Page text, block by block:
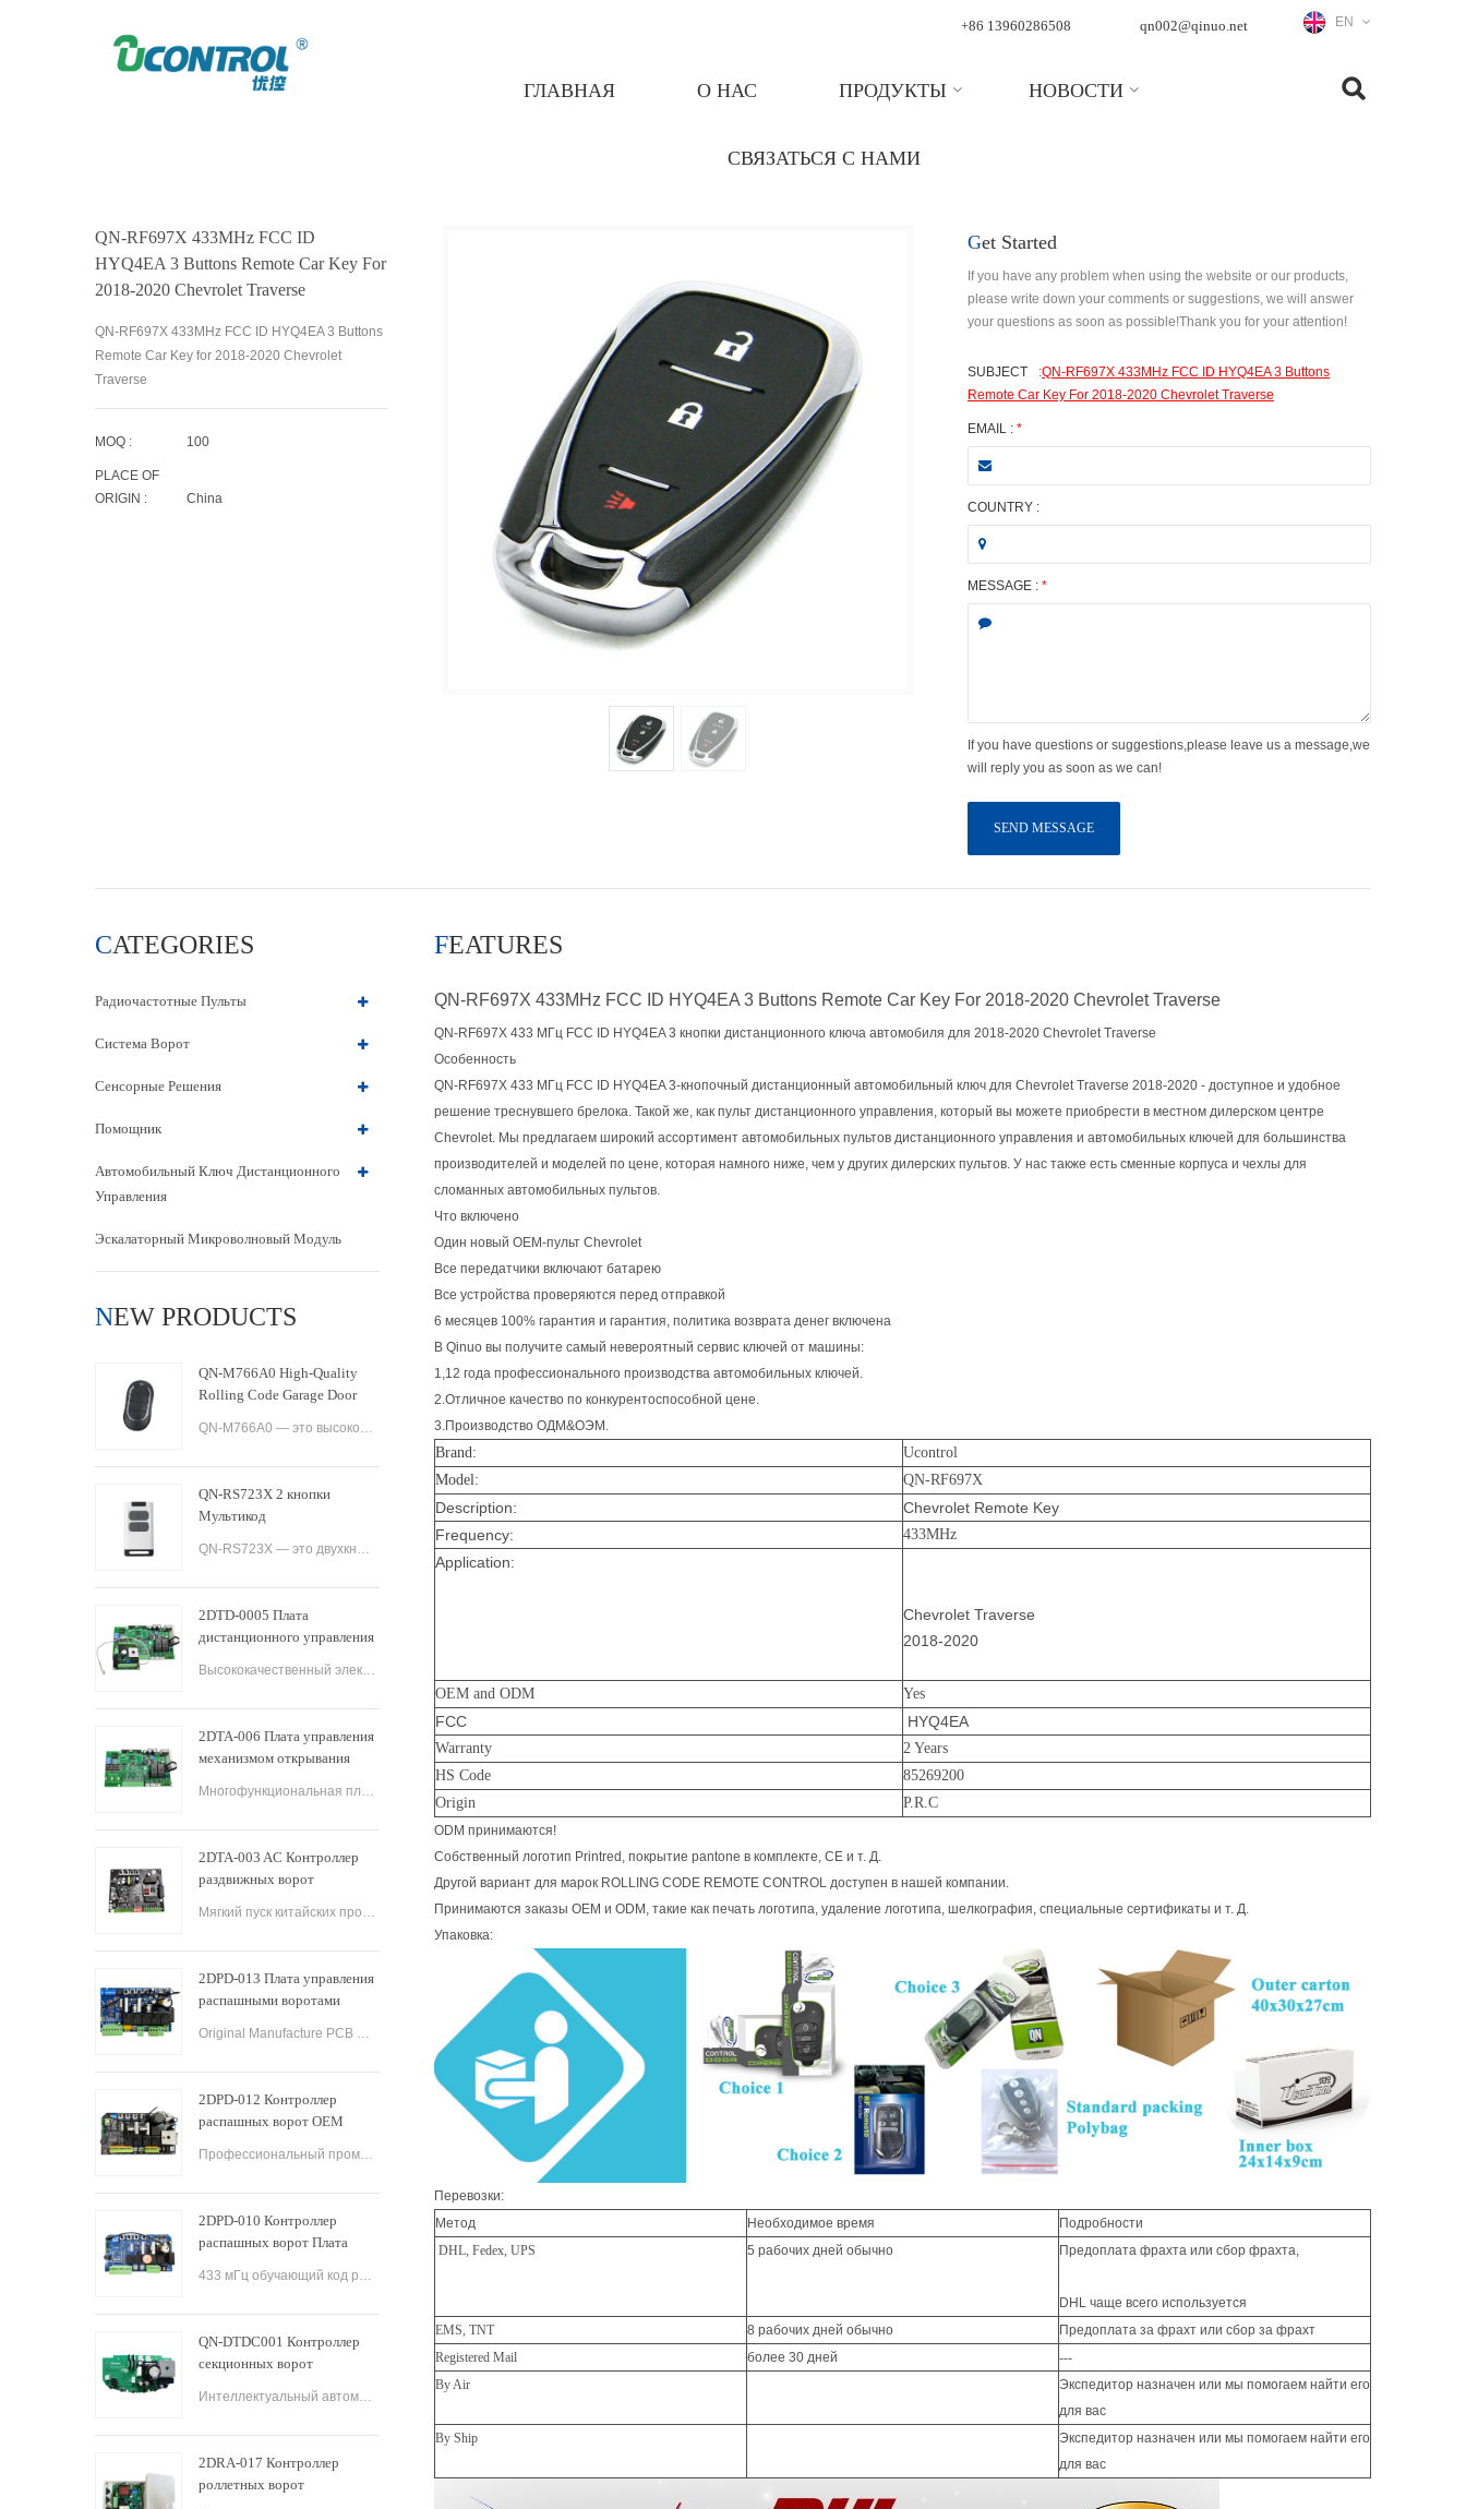
+86 13960286508 qn002@qinuo.net EN
ГЛАВНАЯ О НАС ПРОДУКТЫ НОВОСТИ
СВЯЗАТЬСЯ С НАМИ
QN-RF697X 433MHz FCC ID HYQ4EA 3 Buttons Remote Car Key For 2018-2020 Chevrolet Traverse
QN-RF697X 433MHz FCC ID
HYQ4EA 3 Buttons Remote Car Key For
2018-2020 Chevrolet Traverse
QN-RF697X 433MHz FCC ID HYQ4EA 3 Buttons
Remote Car Key for 2018-2020 Chevrolet
Traverse
MOQ : 100
PLACE OF
ORIGIN :
China
Get Started
If you have any problem when using the website or our products,
please write down your comments or suggestions, we will answer
your questions as soon as possible!Thank you for your attention!
SUBJECT :QN-RF697X 433MHz FCC ID HYQ4EA 3 Buttons
Remote Car Key For 2018-2020 Chevrolet Traverse
EMAIL : *
COUNTRY :
MESSAGE : *
If you have questions or suggestions,please leave us a message,we
will reply you as soon as we can!
SEND MESSAGE
CATEGORIES
Радиочастотные Пульты
Система Ворот
Сенсорные Решения
Помощник
Автомобильный Ключ Дистанционного
Управления
Эскалаторный Микроволновый Модуль
NEW PRODUCTS
QN-M766A0 High-Quality
Rolling Code Garage Door
QN-M766A0 — это высококачественный пульт дистанционного управления гаражными воротами с плавающим кодом, разработанный для простоты использования и удобства. Он оснащен передовой технологией, обеспечивающей максимальную безопасность и надежность, а также
QN-RS723X 2 кнопки
Мультикод
QN-RS723X — это двухкнопочный пульт дистанционного управления, предназначенный для использования с автоматическими гаражными воротами и воротами. Он предлагает ряд функций, которые делают его универсальным и надежным вариантом для управления несколькими у
2DTD-0005 Плата
дистанционного управления
Высококачественный электрический контроллер для раздвижных ворот AC200-260V 50/60 Гц Плата управления приводом для раздвижных ворот Контроллер для раздвижных ворот.
2DTA-006 Плата управления
механизмом открывания
Контроллер раздвижных
Многофункциональная плата управления устройством открывания раздвижных ворот с медленной остановкой Плата управления устройством открывания раздвижных ворот Плата управления печатной платой ворот для операторов раздвижных ворот.
2DTA-003 AC Контроллер
раздвижных ворот
управления раздвижными
Мягкий пуск китайских производителей
2DPD-013 Плата управления
распашными воротами
оборудования с плавным
Original Manufacture PCB Control Board Smart Home Automation System AC24V Swing Gate Control Board for Automatic Swing Gate Opener
2DPD-012 Контроллер
распашных ворот OEM
управления двигателем
Профессиональный промышленный контроллер распашных ворот PCBA Control Board Factory и Industrial Control Board OEM PCBA Service.
2DPD-010 Контроллер
распашных ворот Плата
воротами с печатными
433 мГц обучающий код распашная дверь беспроводной контроллер приемника автоматическая дверная система распашная дверная доска управления открывателем ворот
QN-DTDC001 Контроллер
секционных ворот
управления открывателями
Интеллектуальный автоматический пульт дистанционного управления для гаражных рольставней Электрический двойной пульт управления распашной дверью Автоматический контроллер открывания секционных ворот.
2DRA-017 Контроллер
роллетных ворот
FEATURES
QN-RF697X 433MHz FCC ID HYQ4EA 3 Buttons Remote Car Key For 2018-2020 Chevrolet Traverse
QN-RF697X 433 МГц FCC ID HYQ4EA 3 кнопки дистанционного ключа автомобиля для 2018-2020 Chevrolet Traverse
Особенность
QN-RF697X 433 МГц FCC ID HYQ4EA 3-кнопочный дистанционный автомобильный ключ для Chevrolet Traverse 2018-2020 - доступное и удобное
решение треснувшего брелока. Такой же, как пульт дистанционного управления, который вы можете приобрести в местном дилерском центре
Chevrolet. Мы предлагаем широкий ассортимент автомобильных пультов дистанционного управления и автомобильных ключей для большинства
производителей и моделей по цене, которая намного ниже, чем у других дилерских пультов. У нас также есть сменные корпуса и чехлы для
сломанных автомобильных пультов.
Что включено
Один новый OEM-пульт Chevrolet
Все передатчики включают батарею
Все устройства проверяются перед отправкой
6 месяцев 100% гарантия и гарантия, политика возврата денег включена
В Qinuo вы получите самый невероятный сервис ключей от машины:
1,12 года профессионального производства автомобильных ключей.
2.Отличное качество по конкурентоспособной цене.
3.Производство ОДМ&ОЭМ.
Brand:
Ucontrol
Model:
QN-RF697X
Description:
Chevrolet Remote Key
Frequency:
433MHz
Application:
Chevrolet Traverse
2018-2020
OEM and ODM Yes
FCC HYQ4EA
Warranty
2 Years
HS Code
85269200
Origin
P.R.C
ODM принимаются!
Собственный логотип Printred, покрытие pantone в комплекте, CE и т. Д.
Другой вариант для марок ROLLING CODE REMOTE CONTROL доступен в нашей компании.
Принимаются заказы OEM и ODM, такие как печать логотипа, удаление логотипа, шелкография, специальные сертификаты и т. Д.
Упаковка:
Перевозки:
Метод
Необходимое время
Подробности
DHL, Fedex, UPS
5 рабочих дней обычно Предоплата фрахта или сбор фрахта,
DHL чаще всего используется
EMS, TNT
8 рабочих дней обычно
Предоплата за фрахт или сбор за фрахт
Registered Mail
более 30 дней
---
By Air
Экспедитор назначен или мы помогаем найти его
для вас
By Ship
Экспедитор назначен или мы помогаем найти его
для вас